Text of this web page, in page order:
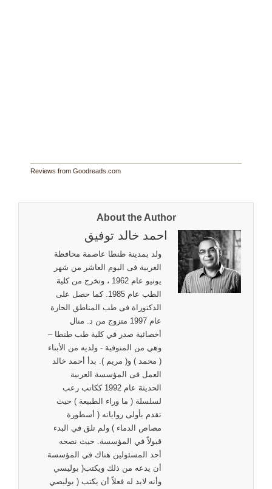
Reviews from Goodreads.com
About the Author
احمد خالد توفيق
ولد بمدينة طنطا عاصمة محافظة
الغربية فى اليوم العاشر من شهر
يونيو عام 1962 ، وتخرج من كلية
الطب عام 1985. كما حصل على
الدكتوراة فى طب المناطق الحارة
عام 1997 متزوج من د. منال
أخصائية صدر في كلية طب طنطا –
وهي من المنوفية - ولديه من الأبناء
( محمد ) و( مريم ). بدأ أحمد خالد
العمل فى المؤسسة العربية
الحديثة عام 1992 ككاتب رعب
لسلسلة ( ما وراء الطبيعة ) حيث
تقدم بأولى رواياته ( أسطورة
مصاص الدماء ) ولم تلق في البدء
قبولاً في المؤسسة. حيث نصحه
أحد المسئولين هناك في المؤسسة
أن يدعه من ذلك ويكتب( بوليسي
وأنه لابد له فعلاً أن يكتب ( بوليصي